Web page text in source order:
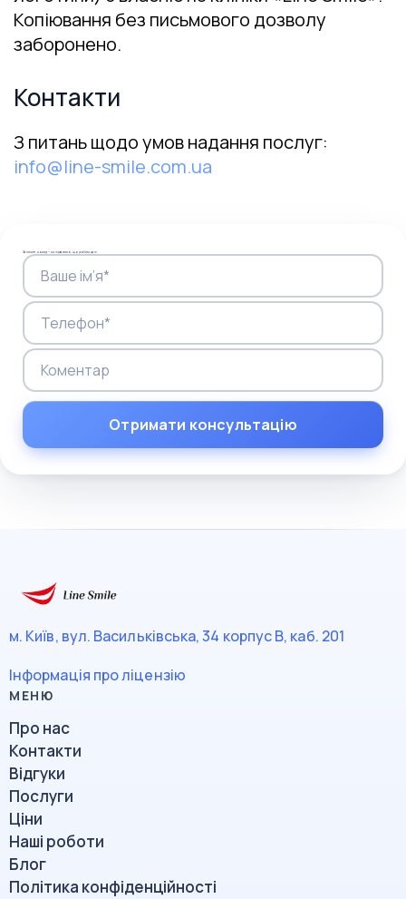
Копіювання без письмового дозволу
заборонено.
Контакти
З питань щодо умов надання послуг:
info@line-smile.com.ua
Залиште номер — ми підкажемо, що робити далі
м. Київ, вул. Васильківська, 34 корпус В, каб. 201
Інформація про ліцензію
Про нас
Контакти
Відгуки
Послуги
Ціни
Наші роботи
Блог
Політика конфіденційності